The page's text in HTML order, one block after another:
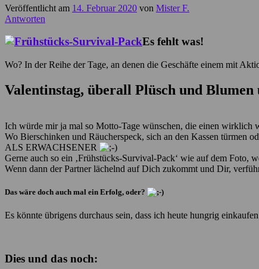
Veröffentlicht am 14. Februar 2020 von Mister F.
Antworten
Es fehlt was!
Wo? In der Reihe der Tage, an denen die Geschäfte einem mit
Valentinstag, überall Plüsch und Blumen
Ich würde mir ja mal so Motto-Tage wünschen, die einen wirklich
Wo Bierschinken und Räucherspeck, sich an den Kassen türmen
ALS ERWACHSENER
Gerne auch so ein ‚Frühstücks-Survival-Pack‘ wie auf dem Foto,
Wenn dann der Partner lächelnd auf Dich zukommt und Dir,
Das wäre doch auch mal ein Erfolg, oder?
Es könnte übrigens durchaus sein, dass ich heute hungrig
Dies und das noch: